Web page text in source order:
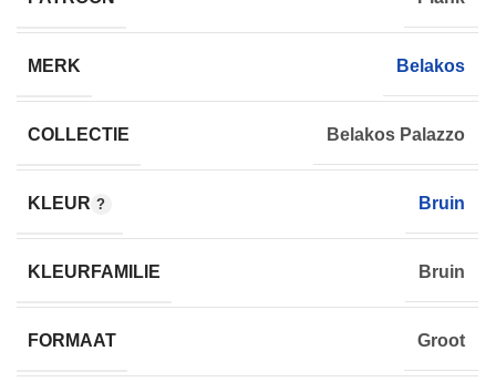
MERK Belakos
COLLECTIE Belakos Palazzo
KLEUR Bruin
KLEURFAMILIE Bruin
FORMAAT Groot